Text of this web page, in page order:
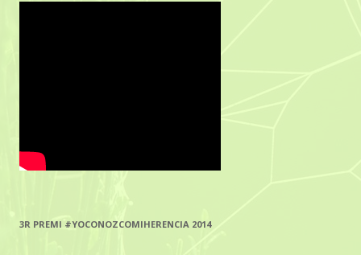
3R PREMI #YOCONOZCOMIHERENCIA 2014